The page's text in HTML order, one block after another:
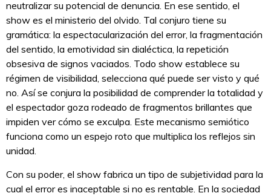
neutralizar su potencial de denuncia. En ese sentido, el
show es el ministerio del olvido. Tal conjuro tiene su
gramática: la espectacularización del error, la fragmentación
del sentido, la emotividad sin dialéctica, la repetición
obsesiva de signos vaciados. Todo show establece su
régimen de visibilidad, selecciona qué puede ser visto y qué
no. Así se conjura la posibilidad de comprender la totalidad y
el espectador goza rodeado de fragmentos brillantes que
impiden ver cómo se exculpa. Este mecanismo semiótico
funciona como un espejo roto que multiplica los reflejos sin
unidad.
Con su poder, el show fabrica un tipo de subjetividad para la
cual el error es inaceptable si no es rentable. En la sociedad